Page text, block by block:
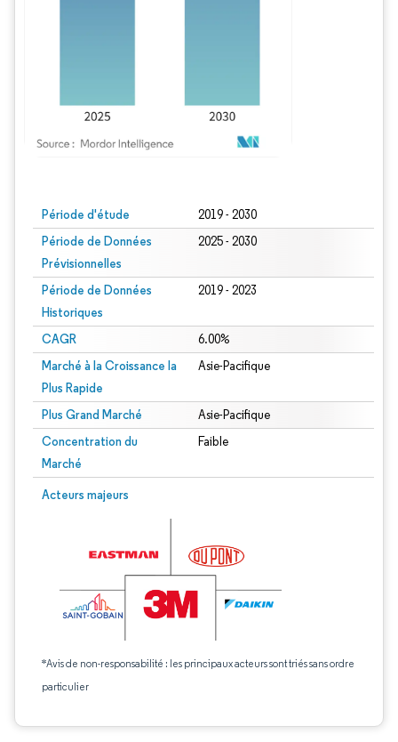
Période d'étude 2019 - 2030
Période de Données
Prévisionnelles
2025 - 2030
Période de Données
Historiques
2019 - 2023
CAGR 6.00%
Marché à la Croissance la
Plus Rapide
Asie-Pacifique
Plus Grand Marché Asie-Pacifique
Concentration du
Marché
Faible
Acteurs majeurs
*Avis de non-responsabilité : les principaux acteurs sont triés sans ordre
particulier